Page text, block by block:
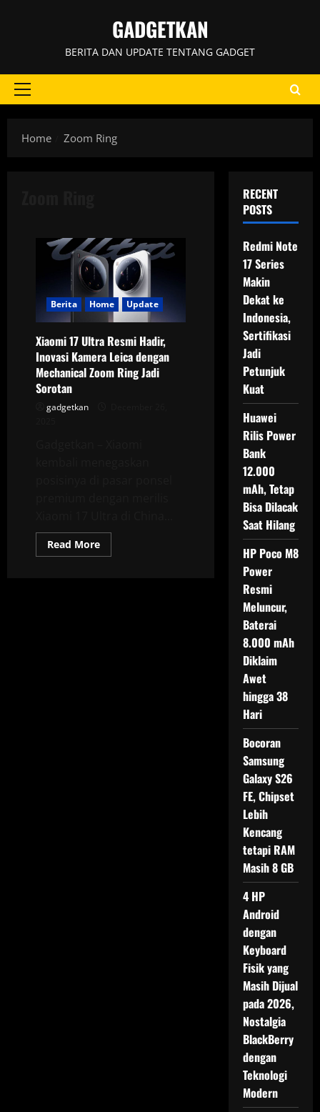
GADGETKAN
BERITA DAN UPDATE TENTANG GADGET
Primary
Home
Zoom Ring
Berita Home Update
Xiaomi 17 Ultra Resmi Hadir,
Inovasi Kamera Leica dengan
Mechanical Zoom Ring Jadi
Sorotan
gadgetkan
Read MoreRead
more
RECENT
POSTS
Redmi Note
17 Series
Makin
Dekat ke
Indonesia,
Sertifikasi
Jadi
Petunjuk
Kuat
Huawei
Rilis Power
Bank
12.000
mAh, Tetap
Bisa Dilacak
Saat Hilang
HP Poco M8
Power
Resmi
Meluncur,
Baterai
8.000 mAh
Diklaim
Awet
hingga 38
Hari
Bocoran
Samsung
Galaxy S26
FE, Chipset
Lebih
Kencang
tetapi RAM
Masih 8 GB
4 HP
Android
dengan
Keyboard
Fisik yang
Masih Dijual
pada 2026,
Nostalgia
BlackBerry
dengan
Teknologi
Modern